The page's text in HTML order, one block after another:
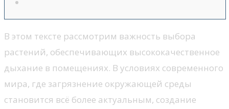
В этом тексте рассмотрим важность выбора
растений, обеспечивающих высококачественное
дыхание в помещениях. В условиях современного
мира, где загрязнение окружающей среды
становится всё более актуальным, создание